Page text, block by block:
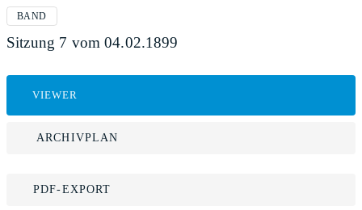
BAND
Sitzung 7 vom 04.02.1899
VIEWER
ARCHIVPLAN
PDF-EXPORT